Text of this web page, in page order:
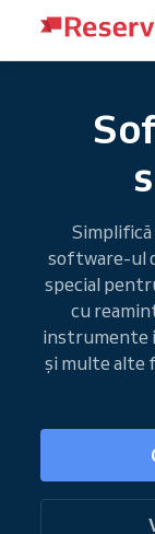
software-ul
special
cu
instrumente
și multe